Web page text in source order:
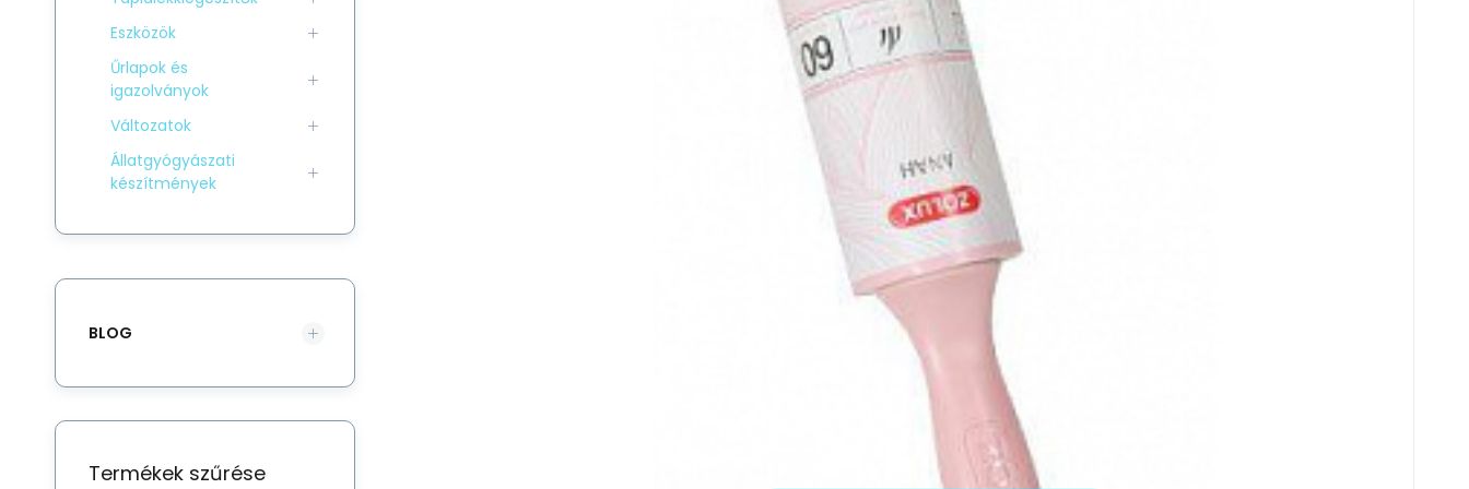
Hasonlítsa össze
Eszközök
Űrlapok és
igazolványok
Változatok
Állatgyógyászati
készítmények
BLOG
Termékek szűrése